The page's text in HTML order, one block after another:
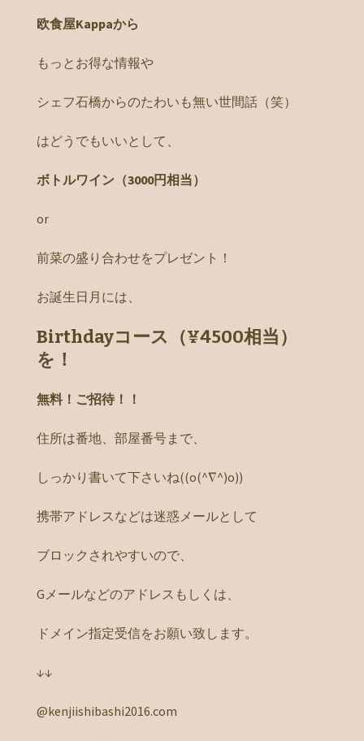
欧食屋Kappaから
もっとお得な情報や
シェフ石橋からのたわいも無い世間話（笑）
はどうでもいいとして、
ボトルワイン（3000円相当）
or
前菜の盛り合わせをプレゼント！
お誕生日月には、
Birthdayコース（¥4500相当）
を！
無料！ご招待！！
住所は番地、部屋番号まで、
しっかり書いて下さいね((o(^∇^)o))
携帯アドレスなどは迷惑メールとして
ブロックされやすいので、
Gメールなどのアドレスもしくは、
ドメイン指定受信をお願い致します。
↓↓
@kenjiishibashi2016.com